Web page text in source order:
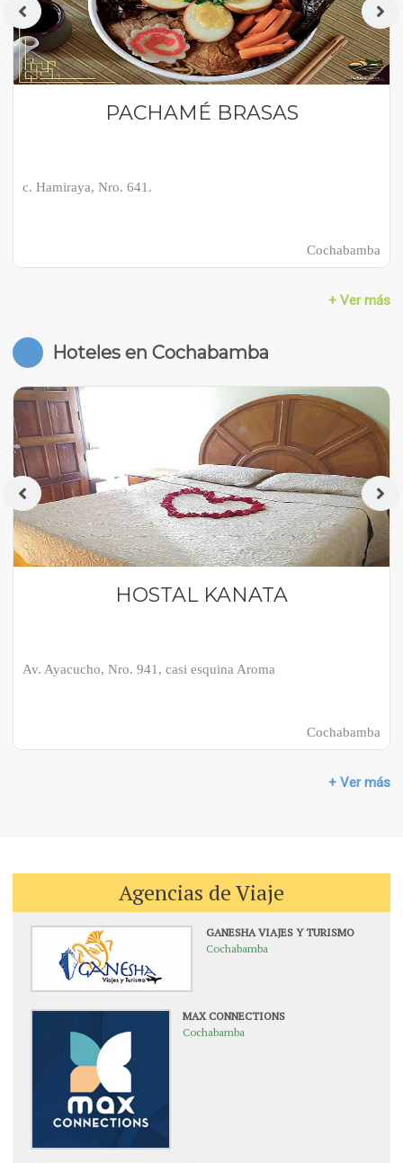
PACHAMÉ BRASAS
c. Hamiraya, Nro. 641.
Cochabamba
+ Ver más
Hoteles en Cochabamba
HOSTAL KANATA
Av. Ayacucho, Nro. 941, casi esquina Aroma
Cochabamba
+ Ver más
Agencias de Viaje
GANESHA VIAJES Y TURISMO
Cochabamba
MAX CONNECTIONS
Cochabamba